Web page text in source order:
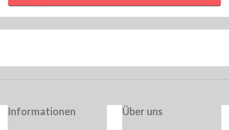
Informationen Über uns